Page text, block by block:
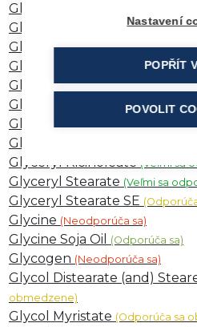
Glycereth-7 a -26
Glycereth-7 Cocoate
Glycerol(Odporúča sa)
Glyceryl Behenate/
Glyceryl Laurate(Veľmi sa
Glyceryl Linoleate(Veľmi sa
Glyceryl Myristate(Odporúča
Glyceryl Oleate
Glyceryl Ricinoleate (Veľmi sa
Glyceryl Stearate (Veľmi sa
Glyceryl Stearate SE
Glycine (Neodporúča sa)
Glycine Soja Oil (Odporúča sa)
Glycogen (Neodporúča sa)
Glycol Distearate (and)
obmedzene)
Glycol Myristate (Odporúča sa
Nastavení
POPŘÍT
POVOLIT